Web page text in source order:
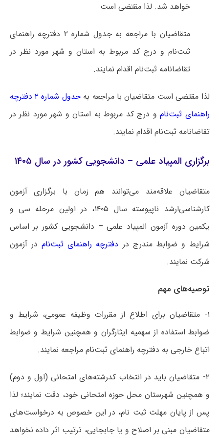
خواهد شد. لذا مقتضی است
متقاضیان با مراجعه به جدول شماره ۲ دفترچه راهنمای
ثبت‌نام و درج کد مربوط به استان و شهر مورد نظر در
تقاضانامه ثبت‌نام اقدام نمایند.
لذا مقتضی است متقاضیان با مراجعه به
جدول شماره ۲ دفترچه
راهنمای ثبت‌نام و درج کد مربوط به استان و شهر مورد نظر در
تقاضانامه ثبت‌نام اقدام نمایند.
برگزاری المپیاد علمی – دانشجویی کشور در سال ۱۴۰۵
متقاضیان علاقه‌مند می‌توانند هم زمان با برگزاری آزمون
کارشناسی‌ارشد ناپیوسته سال ۱۴۰۵، در اولین مرحله سی‌ و
یکمین دوره آزمون المپیاد علمی – دانشجویی کشور بر اساس
شرایط و ضوابط مندرج در دفترچه راهنمای ثبت‌نام در آزمون
شرکت نمایند.
توصیه‌های مهم
۱- متقاضیان برای اطلاع از مقررات وظیفه عمومی، شرایط و
ضوابط استفاده از سهمیه ایثارگران و همچنین شرایط و ضوابط
اتباع خارجی به دفترچه راهنمای ثبت‌نام مراجعه نمایند.
۲- متقاضیان باید در انتخاب کدرشته‌های امتحانی (اول و دوم)
و همچنین شهرستان محل حوزه امتحانی خود، دقت نمایند؛ لذا
پس از پایان مهلت ثبت نام، در این خصوص به درخواست‌های
متقاضیان مبنی بر اصلاح و یا جابجایی، ترتیب اثر داده نخواهد